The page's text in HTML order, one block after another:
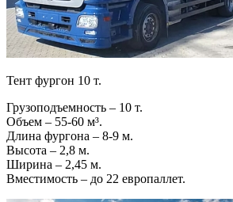
Тент фургон 10 т.
Грузоподъемность – 10 т.
Объем – 55-60 м³.
Длина фургона – 8-9 м.
Высота – 2,8 м.
Ширина – 2,45 м.
Вместимость – до 22 европаллет.